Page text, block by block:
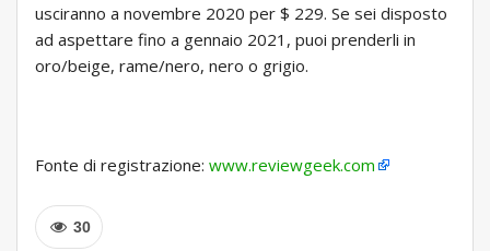
usciranno a novembre 2020 per $ 229. Se sei disposto
ad aspettare fino a gennaio 2021, puoi prenderli in
oro/beige, rame/nero, nero o grigio.
Fonte di registrazione: www.reviewgeek.com
30